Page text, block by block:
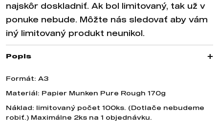
najskôr doskladniť. Ak bol limitovaný, tak už v
ponuke nebude. Môžte nás sledovať aby vám
iný limitovaný produkt neunikol.
Popis
Formát: A3
Materiál: Papier Munken Pure Rough 170g
Náklad: limitovaný počet 100ks. (Dotlače nebudeme
robiť.) Maximálne 2ks na 1 objednávku.